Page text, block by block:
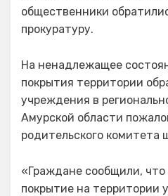
общественники
прокуратуру.
На ненадлежащее
покрытия территории
учреждения в
Амурской области
родительского комитета
«Граждане сообщили, что
покрытие на территории